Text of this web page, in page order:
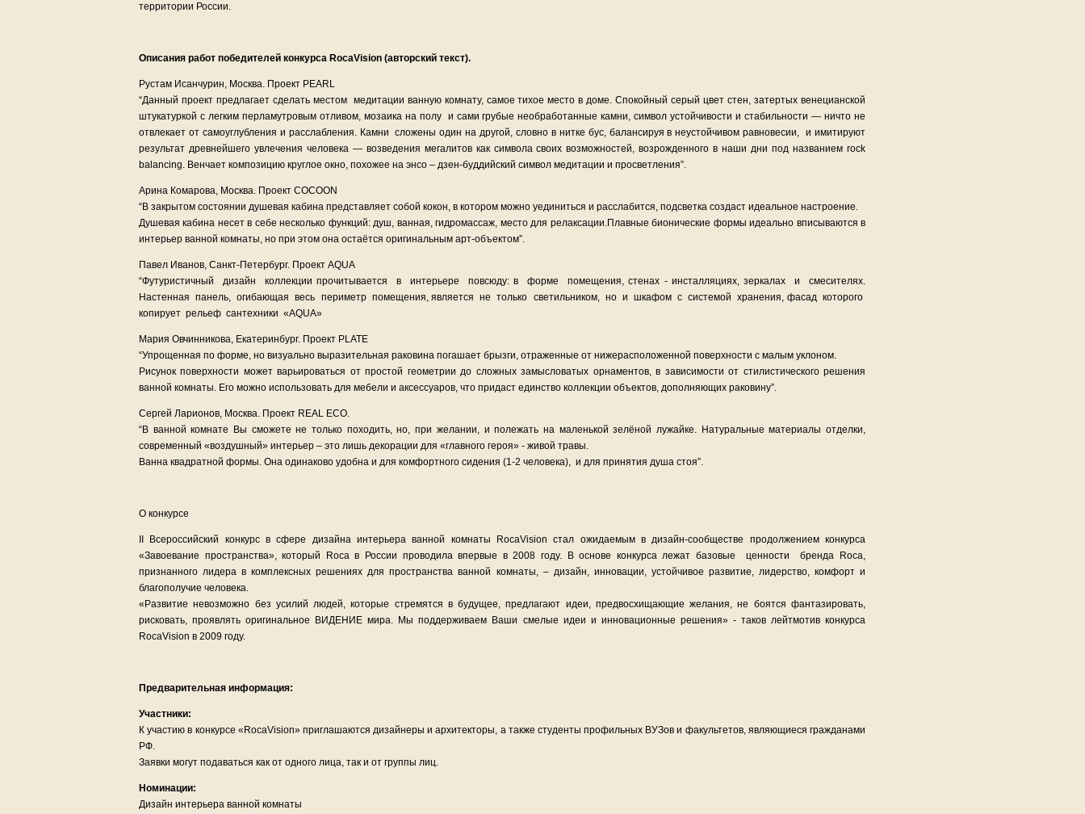
территории России.
Описания работ победителей конкурса RocaVision (авторский текст).
Рустам Исанчурин, Москва. Проект PEARL
“Данный проект предлагает сделать местом медитации ванную комнату, самое тихое место в доме. Спокойный серый цвет стен, затертых венецианской
штукатуркой с легким перламутровым отливом, мозаика на полу и сами грубые необработанные камни, символ устойчивости и стабильности — ничто не
отвлекает от самоуглубления и расслабления. Камни сложены один на другой, словно в нитке бус, балансируя в неустойчивом равновесии, и имитируют
результат древнейшего увлечения человека — возведения мегалитов как символа своих возможностей, возрожденного в наши дни под названием rock
balancing. Венчает композицию круглое окно, похожее на энсо – дзен-буддийский символ медитации и просветления”.
Арина Комарова, Москва. Проект COCOON
“В закрытом состоянии душевая кабина представляет собой кокон, в котором можно уединиться и расслабится, подсветка создаст идеальное настроение.
Душевая кабина несет в себе несколько функций: душ, ванная, гидромассаж, место для релаксации.Плавные бионические формы идеально вписываются в
интерьер ванной комнаты, но при этом она остаётся оригинальным арт-объектом”.
Павел Иванов, Санкт-Петербург. Проект AQUA
“Футуристичный дизайн коллекции прочитывается в интерьере повсюду: в форме помещения, стенах - инсталляциях, зеркалах и смесителях.
Настенная панель, огибающая весь периметр помещения, является не только светильником, но и шкафом с системой хранения, фасад которого
копирует рельеф сантехники «AQUA»
Мария Овчинникова, Екатеринбург. Проект PLATE
“Упрощенная по форме, но визуально выразительная раковина погашает брызги, отраженные от нижерасположенной поверхности с малым уклоном.
Рисунок поверхности может варьироваться от простой геометрии до сложных замысловатых орнаментов, в зависимости от стилистического решения
ванной комнаты. Его можно использовать для мебели и аксессуаров, что придаст единство коллекции объектов, дополняющих раковину”.
Сергей Ларионов, Москва. Проект REAL ECO.
“В ванной комнате Вы сможете не только походить, но, при желании, и полежать на маленькой зелёной лужайке. Натуральные материалы отделки,
современный «воздушный» интерьер – это лишь декорации для «главного героя» - живой травы.
Ванна квадратной формы. Она одинаково удобна и для комфортного сидения (1-2 человека), и для принятия душа стоя”.
О конкурсе
II Всероссийский конкурс в сфере дизайна интерьера ванной комнаты RocaVision стал ожидаемым в дизайн-сообществе продолжением конкурса
«Завоевание пространства», который Roca в России проводила впервые в 2008 году. В основе конкурса лежат базовые ценности бренда Roca,
признанного лидера в комплексных решениях для пространства ванной комнаты, – дизайн, инновации, устойчивое развитие, лидерство, комфорт и
благополучие человека.
«Развитие невозможно без усилий людей, которые стремятся в будущее, предлагают идеи, предвосхищающие желания, не боятся фантазировать,
рисковать, проявлять оригинальное ВИДЕНИЕ мира. Мы поддерживаем Ваши смелые идеи и инновационные решения» - таков лейтмотив конкурса
RocaVision в 2009 году.
Предварительная информация:
Участники:
К участию в конкурсе «RocaVision» приглашаются дизайнеры и архитекторы, а также студенты профильных ВУЗов и факультетов, являющиеся гражданами
РФ.
Заявки могут подаваться как от одного лица, так и от группы лиц.
Номинации:
Дизайн интерьера ванной комнаты